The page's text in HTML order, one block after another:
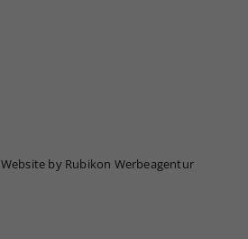
Website by Rubikon Werbeagentur